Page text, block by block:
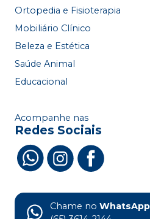
Ortopedia e Fisioterapia
Mobiliário Clínico
Beleza e Estética
Saúde Animal
Educacional
Acompanhe nas
Redes Sociais
Chame no WhatsApp